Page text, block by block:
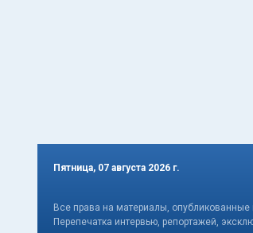
Пятница, 07 августа 2026 г.
Все права на материалы, опубликованные
Перепечатка интервью, репортажей,